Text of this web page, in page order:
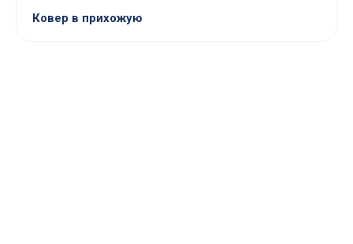
Ковер в прихожую